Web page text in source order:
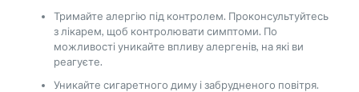
Тримайте алергію під контролем. Проконсультуйтесь
з лікарем, щоб контролювати симптоми. По
можливості уникайте впливу алергенів, на які ви
реагуєте.
Уникайте сигаретного диму і забрудненого повітря.